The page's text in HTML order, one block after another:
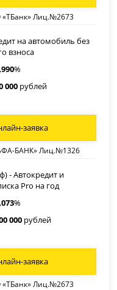
Лиц.№2673
на автомобиль без
взноса
,990%
000 рублей
БАНК» Лиц.№1326
заявка
- Автокредит и
Pro на год
,073%
000 рублей
Лиц.№2673
заявка